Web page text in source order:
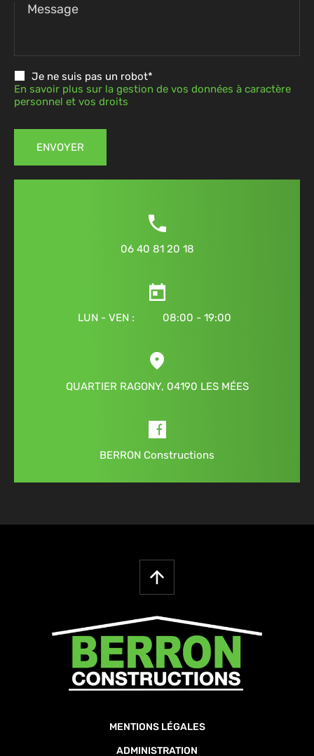
Je ne suis pas un robot*
En savoir plus sur la gestion de vos données à caractère
personnel et vos droits
ENVOYER
06 40 81 20 18
LUN - VEN : 08:00 - 19:00
QUARTIER RAGONY, 04190 LES MÉES
BERRON Constructions
MENTIONS LÉGALES
ADMINISTRATION